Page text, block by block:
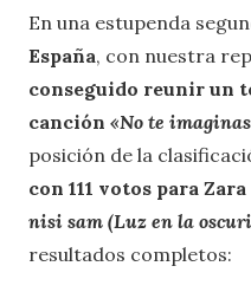
En una estupenda
España, con nuestra
conseguido reunir un
canción «No te
posición de la
con 111 votos para
nisi sam (Luz en la
resultados completos: